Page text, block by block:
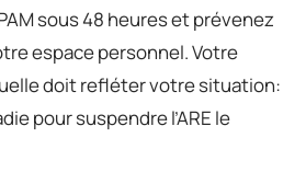
sous 48 heures et prévenez
espace personnel. Votre
doit refléter votre situation:
pour suspendre l’ARE le